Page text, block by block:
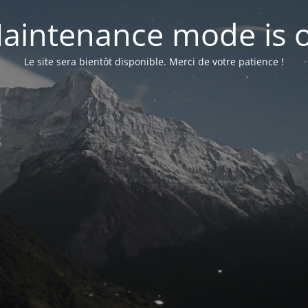
mode is
Le site sera bientôt disponible. Merci de votre patience !